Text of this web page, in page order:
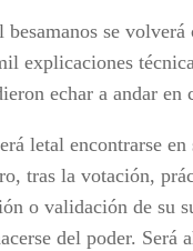
besamanos se
explicaciones
echar a andar en
letal encontrarse
tras la votación,
o validación de su
del poder. Será